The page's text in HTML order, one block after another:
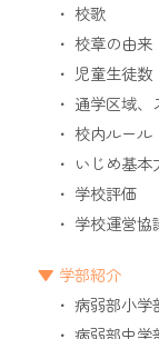
校歌
校章の由来
児童生徒数
通学区域、
校内ルール
いじめ基本
学校評価
学校運営協
学部紹介
病弱部小学